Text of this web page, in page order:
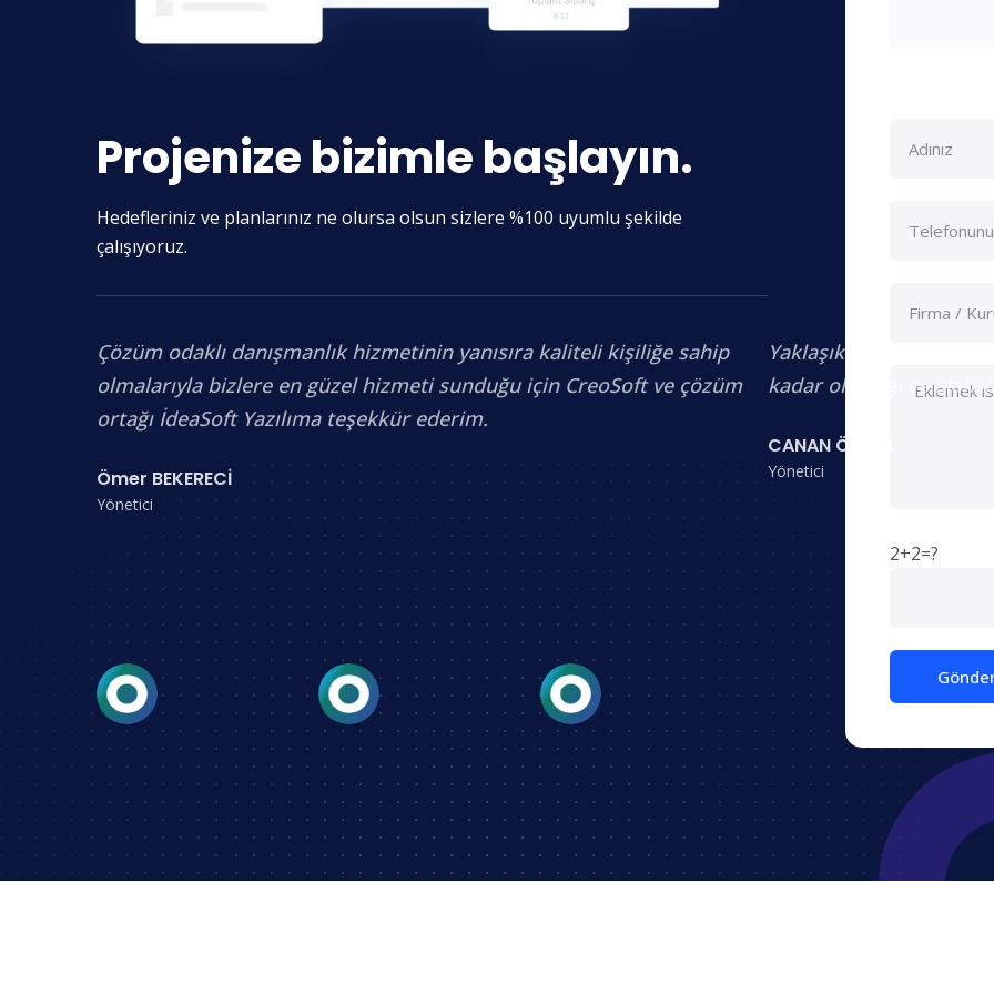
Projenize bizimle başlayın.
Hedefleriniz ve planlarınız ne olursa olsun sizlere %100 uyumlu şekilde
çalışıyoruz.
Çözüm odaklı danışmanlık hizmetinin yanısıra kaliteli kişiliğe sahip
olmalarıyla bizlere en güzel hizmeti sunduğu için CreoSoft ve çözüm
ortağı İdeaSoft Yazılıma teşekkür ederim.
Ömer BEKERECİ
Yönetici
Yaklaşık 3 aydır
kadar olan ilgi ve
CANAN ÖZGÜL
Yönetici
2+2=?